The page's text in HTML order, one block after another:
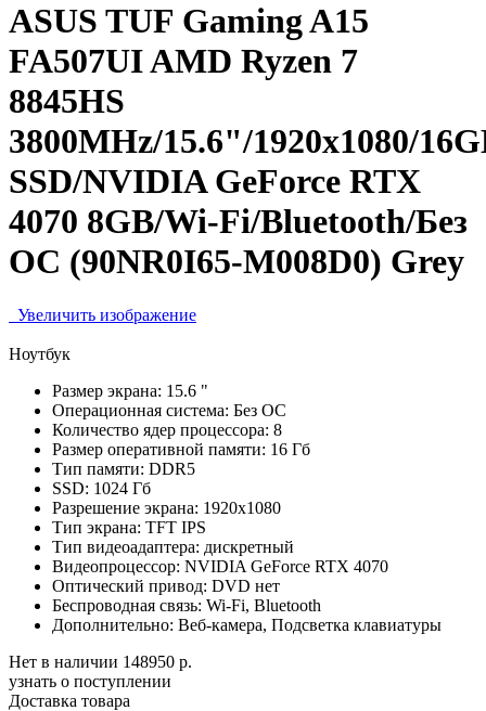
ASUS TUF Gaming A15
FA507UI AMD Ryzen 7
8845HS
3800MHz/15.6"/1920x1080/
SSD/NVIDIA GeForce RTX
4070 8GB/Wi-Fi/Bluetooth/Без
ОС (90NR0I65-M008D0) Grey
Увеличить изображение
Ноутбук
Размер экрана: 15.6 "
Операционная система: Без ОС
Количество ядер процессора: 8
Размер оперативной памяти: 16 Гб
Тип памяти: DDR5
SSD: 1024 Гб
Разрешение экрана: 1920x1080
Тип экрана: TFT IPS
Тип видеоадаптера: дискретный
Видеопроцессор: NVIDIA GeForce RTX 4070
Оптический привод: DVD нет
Беспроводная связь: Wi-Fi, Bluetooth
Дополнительно: Веб-камера, Подсветка клавиатуры
Нет в наличии 148950 р.
узнать о поступлении
Доставка товара